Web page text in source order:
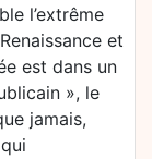
l’extrême
et
est dans un
», le
jamais,